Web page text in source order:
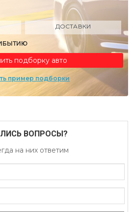
ДОСТАВКИ
подборку авто
пример подборки
ВОПРОСЫ?
на них ответим